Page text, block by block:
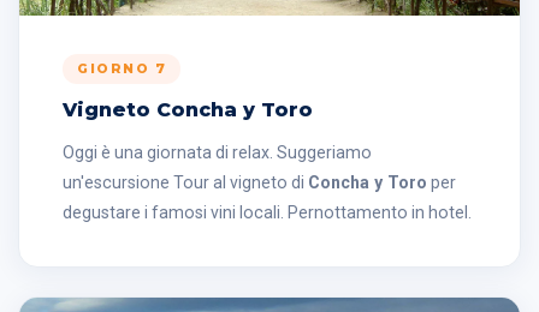
GIORNO 7
Vigneto Concha y Toro
Oggi è una giornata di relax. Suggeriamo
un'escursione Tour al vigneto di Concha y Toro per
degustare i famosi vini locali. Pernottamento in hotel.